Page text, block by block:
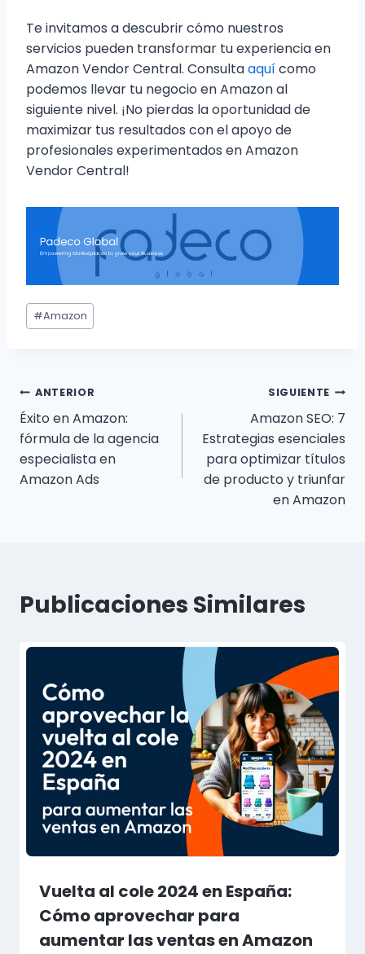
Te invitamos a descubrir cómo nuestros
servicios pueden transformar tu experiencia en
Amazon Vendor Central. Consultaaquícomo
podemos llevar tu negocio en Amazon al
siguiente nivel. ¡No pierdas la oportunidad de
maximizar tus resultados con el apoyo de
profesionales experimentados en Amazon
Vendor Central!
#Amazon
ANTERIOR
Éxito en Amazon:
fórmula de la agencia
especialista en
Amazon Ads
SIGUIENTE
Amazon SEO: 7
Estrategias esenciales
para optimizar títulos
de producto y triunfar
en Amazon
Publicaciones Similares
Vuelta al cole 2024 en España:
Cómo aprovechar para
aumentar las ventas en Amazon